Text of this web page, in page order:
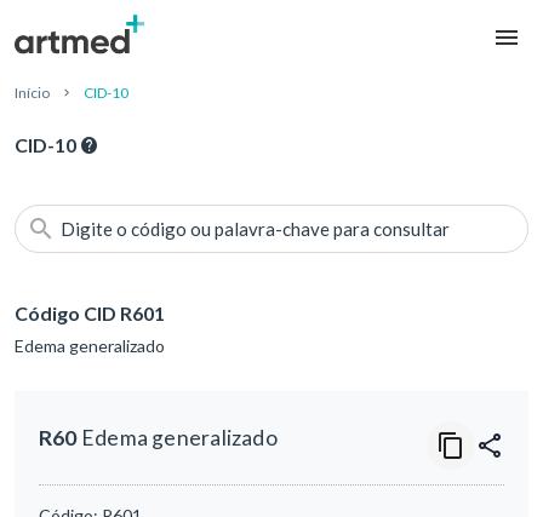
Início CID-10
CID-10
Digite o código ou palavra-chave para consultar
Código CID R601
Edema generalizado
R60Edema generalizado